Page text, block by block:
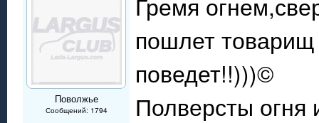
Поволжье
Сообщений: 1794
пошлет
поведет!!)))©
Полверсты огня